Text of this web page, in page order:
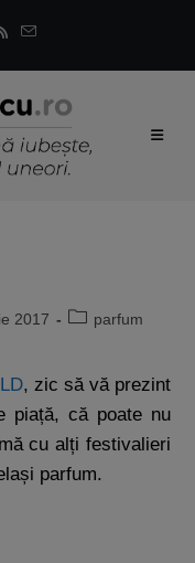
2017 parfum
, zic să vă prezint
piață, că poate nu
cu alți festivalieri
parfum.